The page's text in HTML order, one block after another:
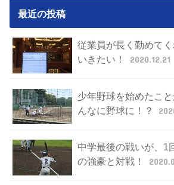
最近の投稿
従業員が長く勤めて
いきたい！
2020.12.21
少年野球を始めたこ
んなに野球に！？
中学最後の戦いが、1
の強豪と対戦！